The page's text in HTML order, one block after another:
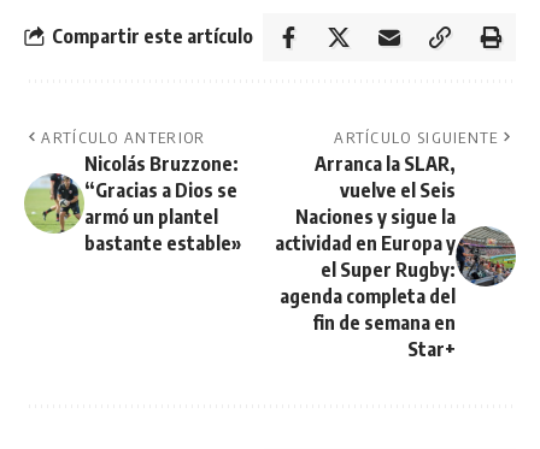
Compartir este artículo
ARTÍCULO ANTERIOR
Nicolás Bruzzone:
“Gracias a Dios se
armó un plantel
bastante estable»
ARTÍCULO SIGUIENTE
Arranca la SLAR,
vuelve el Seis
Naciones y sigue la
actividad en Europa y
el Super Rugby:
agenda completa del
fin de semana en
Star+